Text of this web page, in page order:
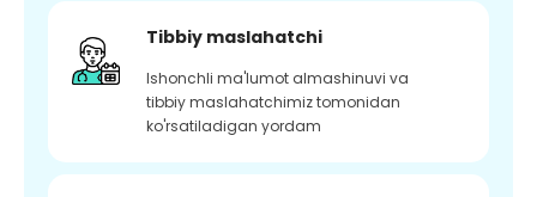
Tibbiy maslahatchi
Ishonchli ma'lumot almashinuvi va
tibbiy maslahatchimiz tomonidan
ko'rsatiladigan yordam